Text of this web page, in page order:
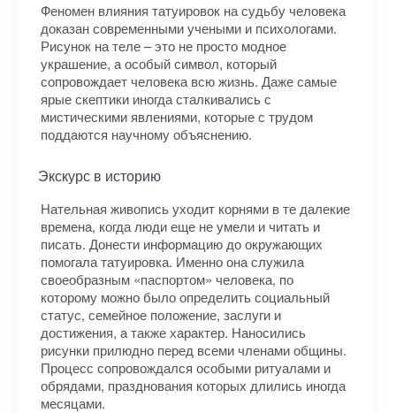
Феномен влияния татуировок на судьбу человека
доказан современными учеными и психологами.
Рисунок на теле – это не просто модное
украшение, а особый символ, который
сопровождает человека всю жизнь. Даже самые
ярые скептики иногда сталкивались с
мистическими явлениями, которые с трудом
поддаются научному объяснению.
Экскурс в историю
Нательная живопись уходит корнями в те далекие
времена, когда люди еще не умели и читать и
писать. Донести информацию до окружающих
помогала татуировка. Именно она служила
своеобразным «паспортом» человека, по
которому можно было определить социальный
статус, семейное положение, заслуги и
достижения, а также характер. Наносились
рисунки прилюдно перед всеми членами общины.
Процесс сопровождался особыми ритуалами и
обрядами, празднования которых длились иногда
месяцами.